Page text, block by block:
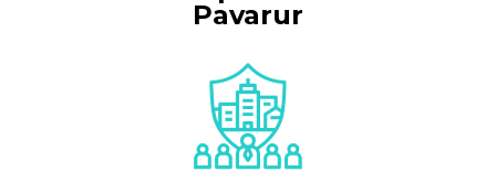
Pavarur